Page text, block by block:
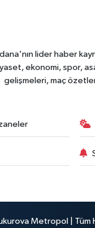
lider haber
ekonomi, spor,
gelişmeleri, maç
Metropol | Tüm